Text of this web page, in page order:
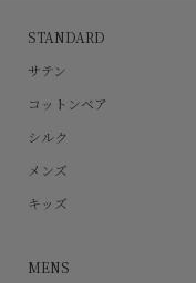
STANDARD
サテン
コットンベア
シルク
メンズ
キッズ
MENS